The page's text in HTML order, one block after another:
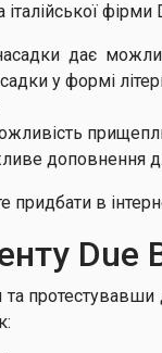
фірми
дає
у формі
доповнення
в
Due
та